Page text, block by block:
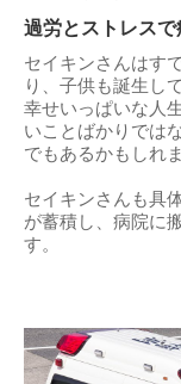
過労とストレス
セイキンさんはす
り、子供も誕生し
幸せいっぱいな人
いことばかりでは
でもあるかもしれ
セイキンさんも具
が蓄積し、病院に
す。